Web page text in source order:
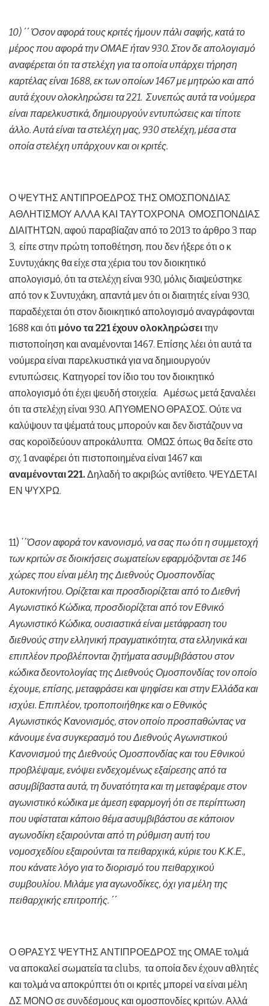
10) ΄΄ Όσον αφορά τους κριτές ήμουν πάλι σαφής, κατά το
μέρος που αφορά την ΟΜΑΕ ήταν 930. Στον δε απολογισμό
αναφέρεται ότι τα στελέχη για τα οποία υπάρχει τήρηση
καρτέλας είναι 1688, εκ των οποίων 1467 με μητρώο και από
αυτά έχουν ολοκληρώσει τα 221. Συνεπώς αυτά τα νούμερα
είναι παρελκυστικά, δημιουργούν εντυπώσεις και τίποτε
άλλο. Αυτά είναι τα στελέχη μας, 930 στελέχη, μέσα στα
οποία στελέχη υπάρχουν και οι κριτές.
Ο ΨΕΥΤΗΣ ΑΝΤΙΠΡΟΕΔΡΟΣ ΤΗΣ ΟΜΟΣΠΟΝΔΙΑΣ
ΑΘΛΗΤΙΣΜΟΥ ΑΛΛΑ ΚΑΙ ΤΑΥΤΟΧΡΟΝΑ ΟΜΟΣΠΟΝΔΙΑΣ
ΔΙΑΙΤΗΤΩΝ, αφού παραβίαζαν από το 2013 το άρθρο 3 παρ
3, είπε στην πρώτη τοποθέτηση, που δεν ήξερε ότι ο κ
Συντυχάκης θα είχε στα χέρια του τον διοικητικό
απολογισμό, ότι τα στελέχη είναι 930, μόλις διαψεύστηκε
από τον κ Συντυχάκη, απαντά μεν ότι οι διαιτητές είναι 930,
παραδέχεται ότι στον διοικητικό απολογισμό αναγράφονται
1688 και ότι μόνο τα 221 έχουν ολοκληρώσειτην
πιστοποίηση και αναμένονται 1467. Επίσης λέει ότι αυτά τα
νούμερα είναι παρελκυστικά για να δημιουργούν
εντυπώσεις. Κατηγορεί τον ίδιο του τον διοικητικό
απολογισμό ότι έχει ψευδή στοιχεία. Αμέσως μετά ξαναλέει
ότι τα στελέχη είναι 930. ΑΠΥΘΜΕΝΟ ΘΡΑΣΟΣ. Ούτε να
καλύψουν τα ψέματά τους μπορούν και δεν διστάζουν να
σας κοροϊδεύουν απροκάλυπτα. ΟΜΩΣ όπως θα δείτε στο
σχ. 1 αναφέρει ότι πιστοποιημένα είναι 1467 και
αναμένονται 221.Δηλαδή το ακριβώς αντίθετο. ΨΕΥΔΕΤΑΙ
ΕΝ ΨΥΧΡΩ.
11) ΄΄Όσον αφορά τον κανονισμό, να σας πω ότι η συμμετοχή
των κριτών σε διοικήσεις σωματείων εφαρμόζονται σε 146
χώρες που είναι μέλη της Διεθνούς Ομοσπονδίας
Αυτοκινήτου. Ορίζεται και προσδιορίζεται από το Διεθνή
Αγωνιστικό Κώδικα, προσδιορίζεται από τον Εθνικό
Αγωνιστικό Κώδικα, ουσιαστικά είναι μετάφραση του
διεθνούς στην ελληνική πραγματικότητα, στα ελληνικά και
επιπλέον προβλέπονται ζητήματα ασυμβιβάστου στον
κώδικα δεοντολογίας της Διεθνούς Ομοσπονδίας τον οποίο
έχουμε, επίσης, μεταφράσει και ψηφίσει και στην Ελλάδα και
ισχύει. Επιπλέον, τροποποιήθηκε και ο Εθνικός
Αγωνιστικός Κανονισμός, στον οποίο προσπαθώντας να
κάνουμε ένα συγκερασμό του Διεθνούς Αγωνιστικού
Κανονισμού της Διεθνούς Ομοσπονδίας και του Εθνικού
προβλέψαμε, ενόψει ενδεχομένως εξαίρεσης από τα
ασυμβίβαστα αυτά, τη δυνατότητα και τη μεταφέραμε στον
αγωνιστικό κώδικα με άμεση εφαρμογή ότι σε περίπτωση
που υφίσταται κάποιο θέμα ασυμβιβάστου σε κάποιον
αγωνοδίκη εξαιρούνται από τη ρύθμιση αυτή του
νομοσχεδίου εξαιρούνται τα πειθαρχικά, κύριε του Κ.Κ.Ε.,
που κάνατε λόγο για το διορισμό του πειθαρχικού
συμβουλίου. Μιλάμε για αγωνοδίκες, όχι για μέλη της
πειθαρχικής επιτροπής. ΄΄
Ο ΘΡΑΣΥΣ ΨΕΥΤΗΣ ΑΝΤΙΠΡΟΕΔΡΟΣ της ΟΜΑΕ τολμά
να αποκαλεί σωματεία τα clubs, τα οποία δεν έχουν αθλητές
και τολμά να αποκρύπτει ότι οι κριτές μπορεί να είναι μέλη
ΔΣ ΜΟΝΟ σε συνδέσμους και ομοσπονδίες κριτών. Αλλά